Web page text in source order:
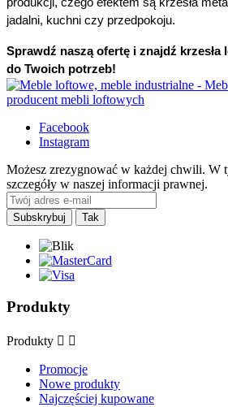
produkcji, czego efektem są krzesła
jadalni, kuchni czy przedpokoju.
Sprawdź naszą ofertę i znajdź krzesła
do Twoich potrzeb!
Facebook
Instagram
Możesz zrezygnować w każdej chwili. W
szczegóły w naszej informacji prawnej.
Produkty
Produkty  
Promocje
Nowe produkty
Najczęściej kupowane